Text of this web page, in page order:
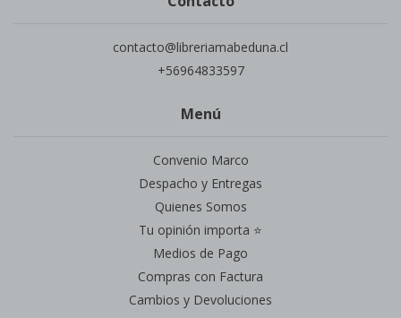
contacto@libreriamabeduna.cl
+56964833597
Menú
Convenio Marco
Despacho y Entregas
Quienes Somos
Tu opinión importa ⭐
Medios de Pago
Compras con Factura
Cambios y Devoluciones